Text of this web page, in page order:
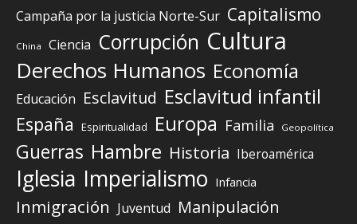
Campaña por la justicia Norte-Sur Capitalismo
China Ciencia Corrupción Cultura
Derechos Humanos Economía
Educación Esclavitud Esclavitud infantil
España Espiritualidad Europa Familia Geopolítica
Guerras Hambre Historia Iberoamérica
Iglesia Imperialismo Infancia
Inmigración Juventud Manipulación